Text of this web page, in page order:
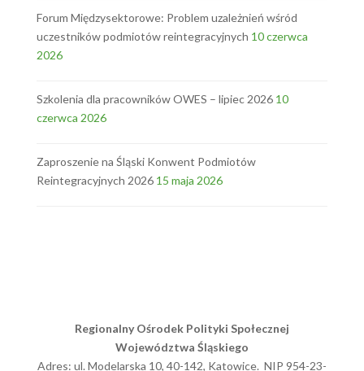
Forum Międzysektorowe: Problem uzależnień wśród
uczestników podmiotów reintegracyjnych 10 czerwca
2026
Szkolenia dla pracowników OWES – lipiec 2026 10
czerwca 2026
Zaproszenie na Śląski Konwent Podmiotów
Reintegracyjnych 2026 15 maja 2026
Regionalny Ośrodek Polityki Społecznej
Województwa Śląskiego
Adres: ul. Modelarska 10, 40-142, Katowice. NIP 954-23-